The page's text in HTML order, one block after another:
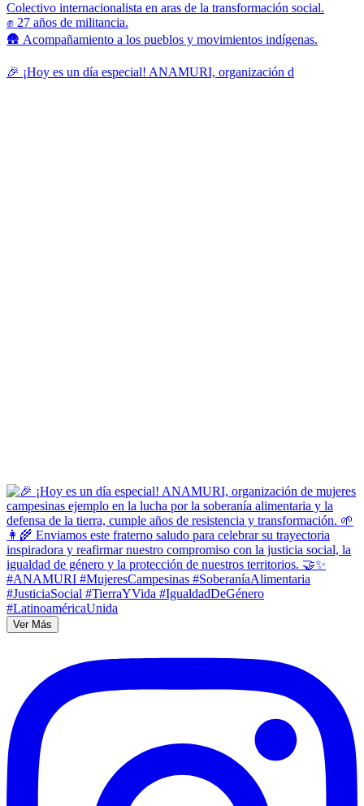
Colectivo internacionalista en aras de la transformación social.
✊ 27 años de militancia.
🛖 Acompañamiento a los pueblos y movimientos indígenas.
🎉 ¡Hoy es un día especial! ANAMURI, organización d
Ver Más